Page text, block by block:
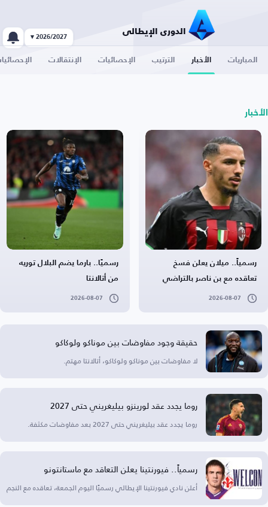
الدوري الإيطالي
2026/2027 ▾
المباريات الأخبار الترتيب الإحصائيات الإنتقالات
الأخبار
رسمياً.. ميلان يعلن فسخ
تعاقده مع بن ناصر بالتراضي
2026-08-07
رسميًا.. بارما يضم البلال توريه
من أتالانتا
2026-08-07
حقيقة وجود مفاوضات بين موناكو ولوكاكو
لا مفاوضات بين موناكو ولوكاكو، أتالانتا مهتم.
روما يجدد عقد لورينزو بيليغريني حتى 2027
روما يجدد عقد بيليغريني حتى 2027 بعد مفاوضات مكثفة.
رسمياً.. فيورنتينا يعلن التعاقد مع ماستانتونو
أعلن نادي فيورنتينا الإيطالي رسميًا اليوم الجمعة، تعاقده مع النجم